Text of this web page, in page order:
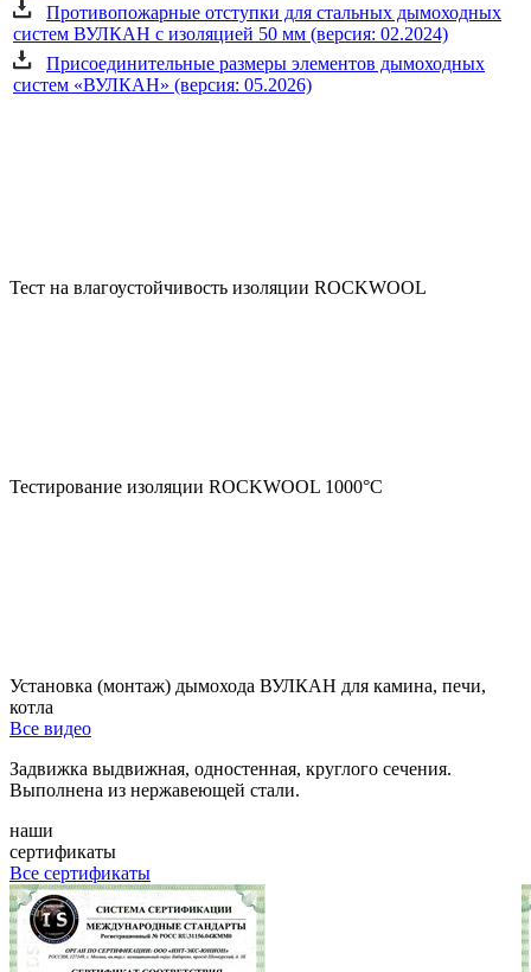
Противопожарные отступки для стальных дымоходных
систем ВУЛКАН с изоляцией 50 мм (версия: 02.2024)
Присоединительные размеры элементов дымоходных
систем «ВУЛКАН» (версия: 05.2026)
Тест на влагоустойчивость изоляции ROCKWOOL
Тестирование изоляции ROCKWOOL 1000°С
Установка (монтаж) дымохода ВУЛКАН для камина, печи,
котла
Все видео
Задвижка выдвижная, одностенная, круглого сечения.
Выполнена из нержавеющей стали.
наши
сертификаты
Все сертификаты